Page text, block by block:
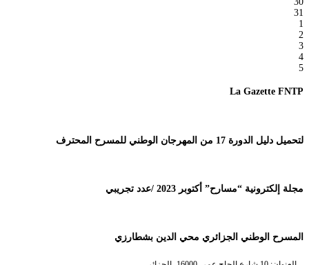
31
1
2
3
4
5
La Gazette FNTP
لتحميل دليل الدورة 17 من المهرجان الوطني للمسرح المحترف
مجلة إلكترونية “مسارح” أكتوبر 2023 /عدد تجريبي
المسرح الوطني الجزائري محي الدين بشطارزي